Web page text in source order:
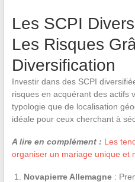
Les SCPI
Les Risques
Diversification
Investir dans des SCPI
risques en acquérant des actifs
typologie que de localisation
idéale pour ceux cherchant à
A lire en complément : Les
organiser un mariage unique et
Novapierre Allemagne: